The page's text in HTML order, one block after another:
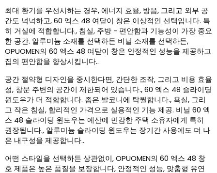
최대 환기를 우선시하는 경우, 에너지 효율, 방음, 그리고 외부 공
간도 넉넉하고, 60 엑스 48 여닫이 창은 이상적인 선택입니다. 특
히 거실에 적합합니다., 침실, 주방 - 편안함과 기능성이 가장 중요
한 공간. 알루미늄 소재를 선택하든 비닐 소재를 선택하든,
OPUOMEN의 60 엑스 48 여닫이 창은 안정적인 성능을 제공하고
집의 편안함을 향상시킵니다..
공간 절약형 디자인을 중시한다면, 간단한 조작, 그리고 비용 효율
성, 창문 주변의 공간이 제한되어 있습니다., 60 엑스 48 슬라이딩
윈도우가 더 적합합니다. 좁은 발코니에 탁월합니다., 욕실, 그리
고 작은 침실, 합리적인 가격으로 실용적인 기능 제공. 비닐 60 엑
스 48 슬라이딩 윈도우는 예산에 민감한 주택 소유자에게 특히
권장됩니다., 알루미늄 슬라이딩 윈도우는 장기간 사용에도 더 나
은 내구성을 제공합니다..
어떤 스타일을 선택하든 상관없이, OPUOMEN의 60 엑스 48 창
호 제품은 높은 품질을 보장합니다, 안정적인 성능, 맞춤형 유연